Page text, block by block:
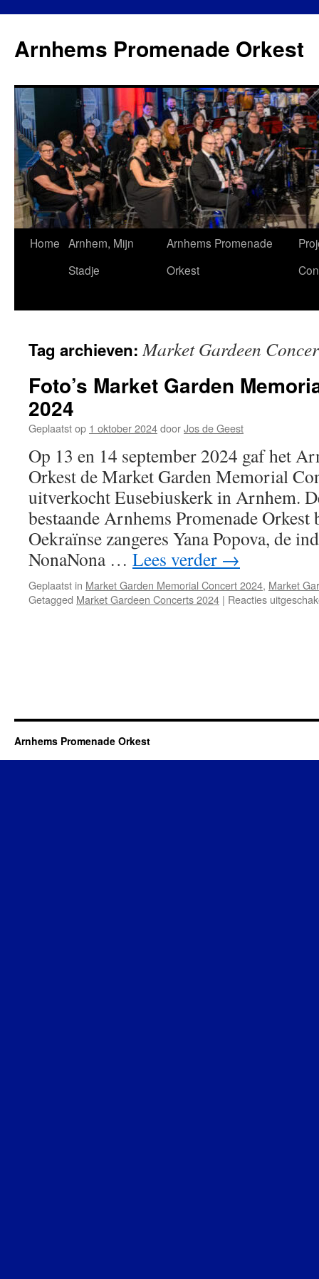
de
inhoud
Arnhems Promenade Orkest
Home Arnhem, Mijn
Stadje
Arnhems Promenade
Orkest
Tag archieven:Market Gardeen
Foto’s Market Garden
2024
Geplaatst op 1 oktober 2024doorJos de Geest
Op 13 en 14 september 2024 gaf het
Orkest de Market Garden Memorial
uitverkocht Eusebiuskerk in Arnhem.
bestaande Arnhems Promenade Orkest
Oekraïnse zangeres Yana Popova, de
NonaNona … Lees verder →
Geplaatst in Market Garden Memorial Concert 2024, Market
Getagged Market Gardeen Concerts 2024 | Reacties
Arnhems Promenade Orkest